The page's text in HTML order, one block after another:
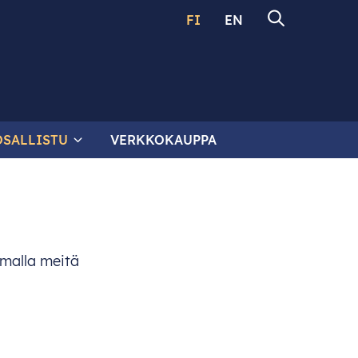
VERKKOKAUPPA
FI EN
meitä